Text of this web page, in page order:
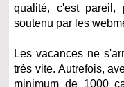
qualité, c'est pareil,
soutenu par les
Les vacances ne
très vite. Autrefois,
minimum de 1000